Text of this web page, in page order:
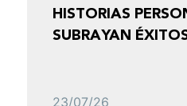
HISTORIAS
SUBRAYAN
23/07/26